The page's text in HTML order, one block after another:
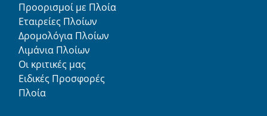
Προορισμοί με Πλοία
Εταιρείες Πλοίων
Δρομολόγια Πλοίων
Λιμάνια Πλοίων
Οι κριτικές μας
Ειδικές Προσφορές
Πλοία